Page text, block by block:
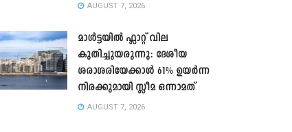
AUGUST 7, 2026
മാൾട്ടയിൽ ഫ്ലാറ്റ് വില
കുതിച്ചുയരുന്നു: ദേശീയ
ശരാശരിയേക്കാൾ 61% ഉയർന്ന
നിരക്കുമായി സ്ലീമ ഒന്നാമത്
AUGUST 7, 2026